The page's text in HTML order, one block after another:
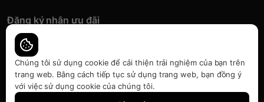
Đăng ký nhận ưu đãi
Đăng kí để nhận thông tin ưu đãi sớm nhất.
Bàn quyền thuộc về Japansport | Cung cấp bởiSapo
Chúng tôi sử dụng cookie để cải thiện trải nghiệm của bạn trên
trang web. Bằng cách tiếp tục sử dụng trang web, bạn đồng ý
với việc sử dụng cookie của chúng tôi.